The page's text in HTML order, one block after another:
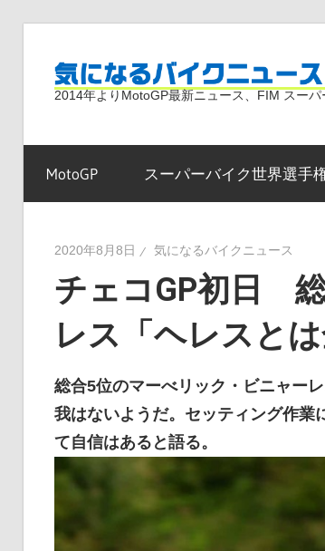
2014年よりMotoGP最新ニュース、FIM スー
MotoGP スーパーバイク世界選手
2020年8月8日 気になるバイクニュース
チェコGP初日
レス「ヘレスと
総合5位のマーべリック・ビニャー
我はないようだ。セッティング作業
て自信はあると語る。